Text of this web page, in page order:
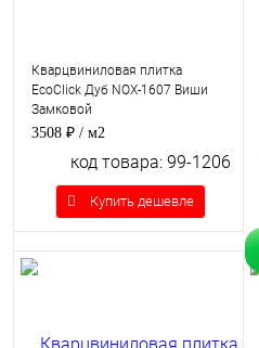
Кварцвиниловая плитка
EcoClick Дуб NOX-1607 Виши
Замковой
3508 ₽ / м2
код товара: 99-1206
Купить дешевле